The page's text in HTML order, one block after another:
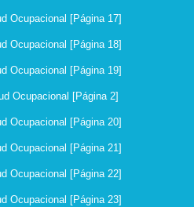
Ocupacional [Página 17]
Ocupacional [Página 18]
Ocupacional [Página 19]
Ocupacional [Página 2]
Ocupacional [Página 20]
Ocupacional [Página 21]
Ocupacional [Página 22]
Ocupacional [Página 23]